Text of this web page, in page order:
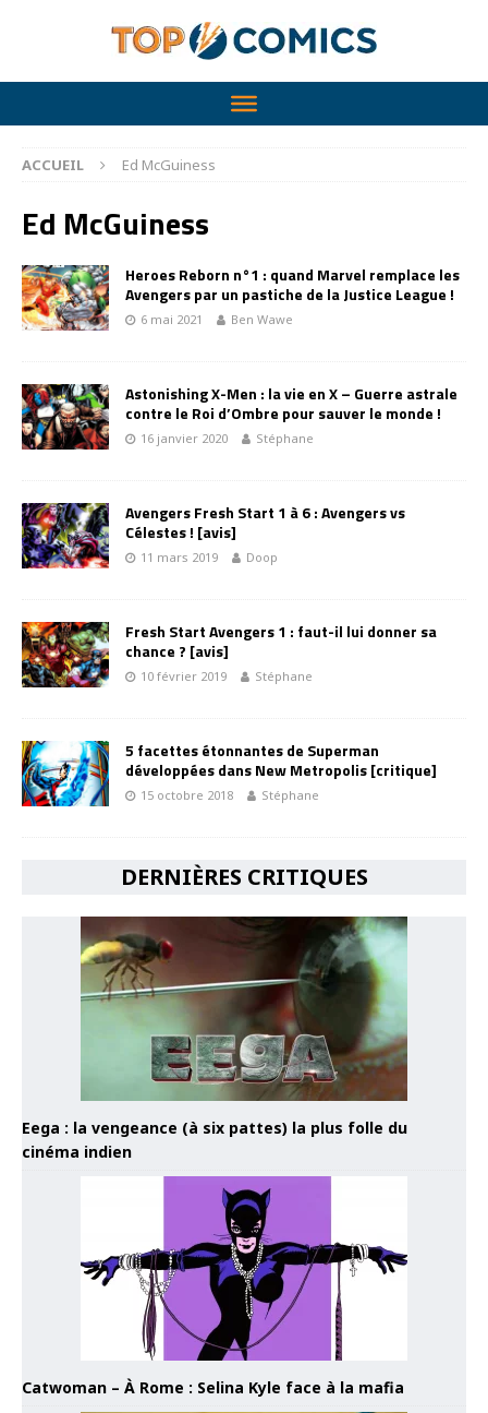
ACCUEIL Ed McGuiness
Ed McGuiness
Heroes Reborn n°1 : quand Marvel remplace les
Avengers par un pastiche de la Justice League !
6 mai 2021 Ben Wawe
Astonishing X-Men : la vie en X – Guerre astrale
contre le Roi d’Ombre pour sauver le monde !
16 janvier 2020 Stéphane
Avengers Fresh Start 1 à 6 : Avengers vs
Célestes ! [avis]
11 mars 2019 Doop
Fresh Start Avengers 1 : faut-il lui donner sa
chance ? [avis]
10 février 2019 Stéphane
5 facettes étonnantes de Superman
développées dans New Metropolis [critique]
15 octobre 2018 Stéphane
DERNIÈRES CRITIQUES
Eega : la vengeance (à six pattes) la plus folle du
cinéma indien
Catwoman – À Rome : Selina Kyle face à la mafia